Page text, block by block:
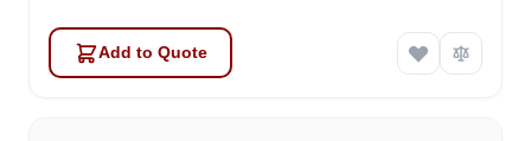
Add to Quote